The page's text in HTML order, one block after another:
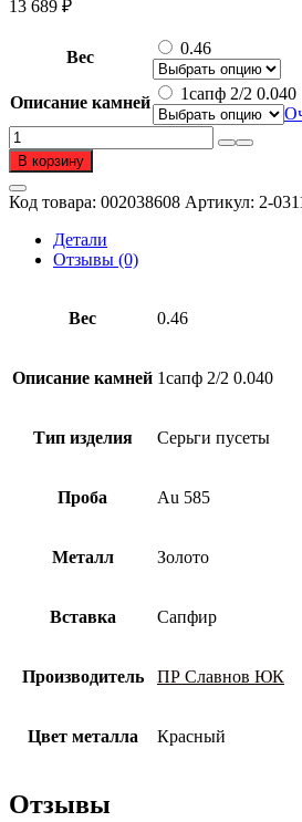
13 689 ₽
Вес 0.46
Описание камней
1сапф 2/2 0.040
Количество
товара
Серьги
пусеты
из
золота
пробы
сапфиром
В корзину
Код товара: 002038608 Артикул: 2-
Детали
Отзывы (0)
Вес 0.46
Описание камней 1сапф 2/2 0.040
Тип изделия Серьги пусеты
Проба Au 585
Металл Золото
Вставка Сапфир
Производитель ПР Славнов ЮК
Цвет металла Красный
Отзывы